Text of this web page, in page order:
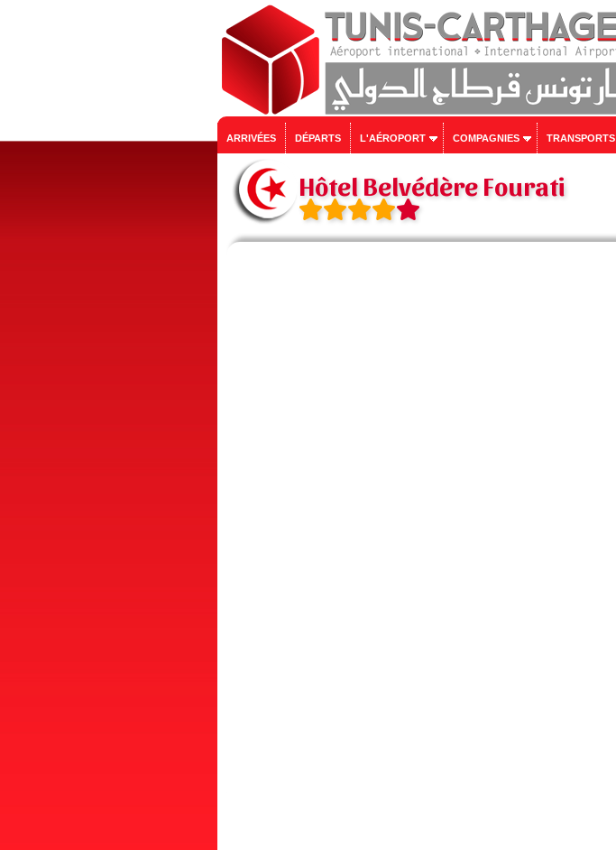
ARRIVÉES DÉPARTS L'AÉROPORT COMPAGNIES TRANSPORTS
Hôtel Belvédère Fourati